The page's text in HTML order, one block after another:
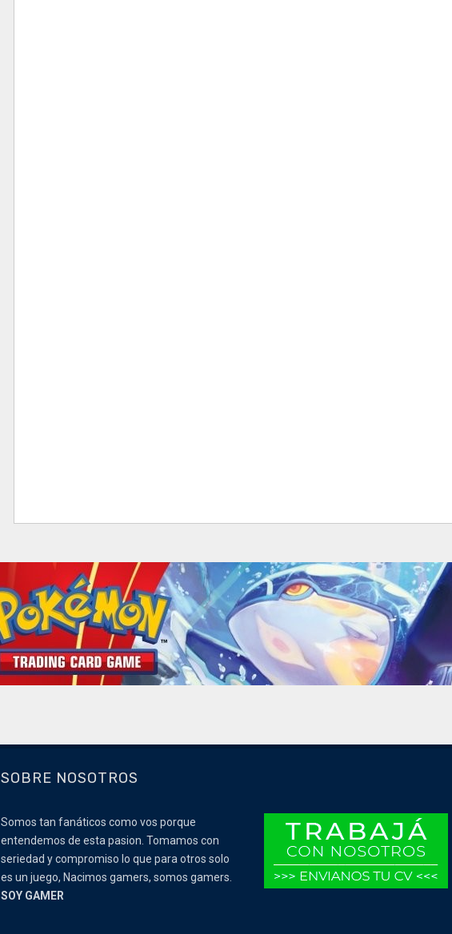
SOBRE NOSOTROS
Somos tan fanáticos como vos porque
entendemos de esta pasion. Tomamos con
seriedad y compromiso lo que para otros solo
es un juego, Nacimos gamers, somos gamers.
SOY GAMER